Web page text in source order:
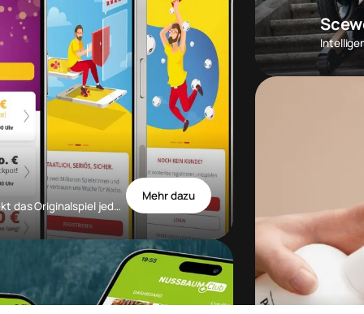
Mit der kostenlosen Lotto Baden-Württemberg App, direkt das Originalspiel jederzeit und überall sicher spielen.
Mehr dazu